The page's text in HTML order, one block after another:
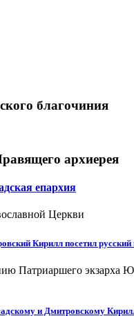
благочиния
архиерея
епархия
Церкви
Кирилл посетил
Патриаршего экзарха
и Дмитровскому